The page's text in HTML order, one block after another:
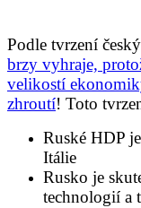
Podle tvrzení
brzy vyhraje,
velikostí
zhroutí! Toto
Ruské HDP
Itálie
Rusko je
technologií a